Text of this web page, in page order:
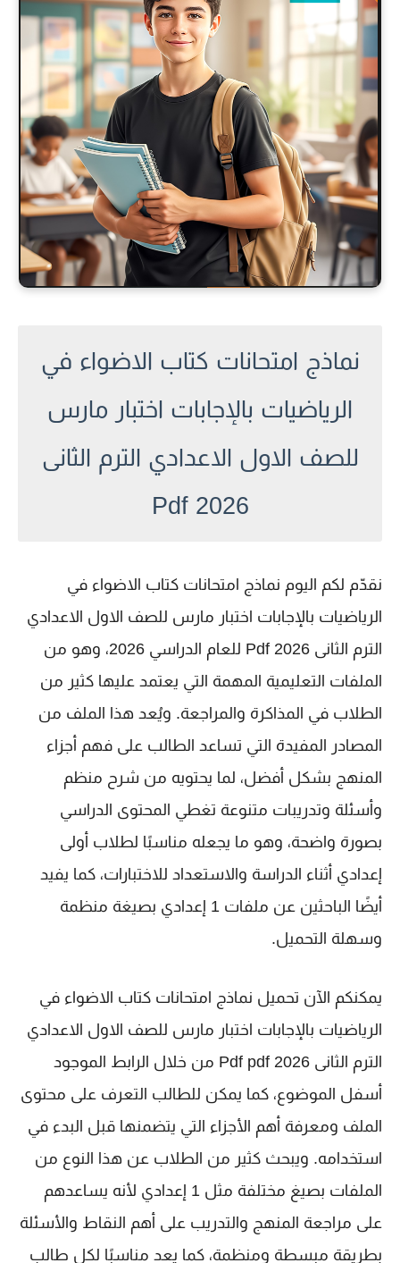
نماذج امتحانات كتاب الاضواء في
الرياضيات بالإجابات اختبار مارس
للصف الاول الاعدادي الترم الثانى
2026 Pdf
نقدّم لكم اليوم نماذج امتحانات كتاب الاضواء في
الرياضيات بالإجابات اختبار مارس للصف الاول الاعدادي
الترم الثانى 2026 Pdf
للعام الدراسي 2026، وهو من
الملفات التعليمية المهمة التي يعتمد عليها كثير من
الطلاب في المذاكرة والمراجعة. ويُعد هذا الملف من
المصادر المفيدة التي تساعد الطالب على فهم أجزاء
المنهج بشكل أفضل، لما يحتويه من شرح منظم
وأسئلة وتدريبات متنوعة تغطي المحتوى الدراسي
بصورة واضحة، وهو ما يجعله مناسبًا لطلاب أولى
إعدادي أثناء الدراسة والاستعداد للاختبارات، كما يفيد
أيضًا الباحثين عن ملفات 1 إعدادي
بصيغة منظمة
وسهلة التحميل.
يمكنكم الآن تحميل نماذج امتحانات كتاب الاضواء في
الرياضيات بالإجابات اختبار مارس للصف الاول الاعدادي
الترم الثانى 2026 Pdf pdf
من خلال الرابط الموجود
أسفل الموضوع، كما يمكن للطالب التعرف على محتوى
الملف ومعرفة أهم الأجزاء التي يتضمنها قبل البدء في
استخدامه. ويبحث كثير من الطلاب عن هذا النوع من
الملفات بصيغ مختلفة مثل 1 إعدادي
لأنه يساعدهم
على مراجعة المنهج والتدريب على أهم النقاط والأسئلة
بطريقة مبسطة ومنظمة، كما يعد مناسبًا لكل طالب